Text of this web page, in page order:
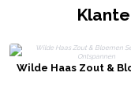
Wilde Haas Zout &